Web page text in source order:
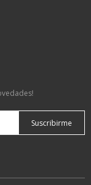
Suscribirme